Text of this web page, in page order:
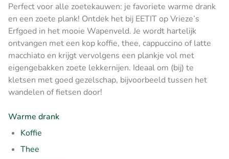
Perfect voor alle zoetekauwen: je favoriete warme drank
en een zoete plank! Ontdek het bij EETIT op Vrieze’s
Erfgoed in het mooie Wapenveld. Je wordt hartelijk
ontvangen met een kop koffie, thee, cappuccino of latte
macchiato en krijgt vervolgens een plankje vol met
eigengebakken zoete lekkernijen. Ideaal om (bij) te
kletsen met goed gezelschap, bijvoorbeeld tussen het
wandelen of fietsen door!
Warme drank
Koffie
Thee